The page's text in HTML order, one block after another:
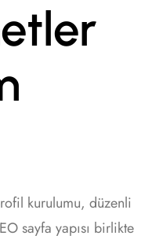
kurulumu, düzenli
sayfa yapısı birlikte